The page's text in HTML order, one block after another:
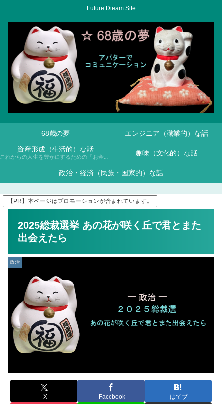
Future Dream Site
68歳の夢
エンジニア（職業的）な話
資産形成（生活的）な話
これからの人生を豊かにするための「お金との付き合い方」について、NISAや投資信託などを通じて学んでいきます。 趣味（文化的）な話
政治・経済（民族・国家的）な話
【PR】本ページはプロモーションが含まれています。
2025総裁選挙 あの花が咲く丘で君とまた
出会えたら
政治
X Facebook はてブ